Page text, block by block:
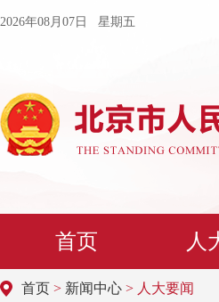
2026年08月07日 星期五
首页 人
首页 > 新闻中心 > 人大要闻